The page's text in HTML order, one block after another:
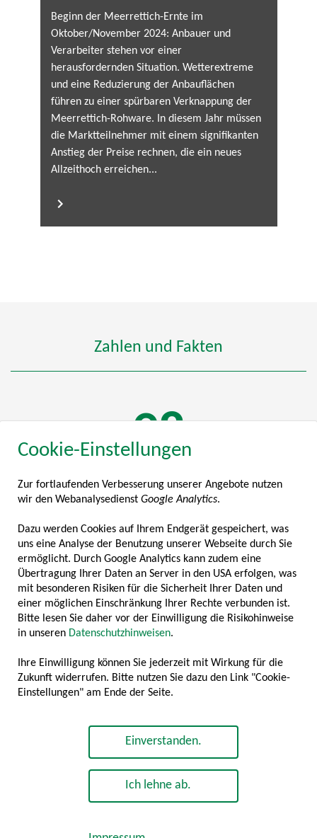
Cookie-Einstellungen
Zur fortlaufenden Verbesserung unserer Angebote nutzen
wir den Webanalysedienst Google Analytics.
Dazu werden Cookies auf Ihrem Endgerät gespeichert, was
uns eine Analyse der Benutzung unserer Webseite durch Sie
ermöglicht. Durch Google Analytics kann zudem eine
Übertragung Ihrer Daten an Server in den USA erfolgen, was
mit besonderen Risiken für die Sicherheit Ihrer Daten und
einer möglichen Einschränkung Ihrer Rechte verbunden ist.
Bitte lesen Sie daher vor der Einwilligung die Risikohinweise
in unseren Datenschutzhinweisen.
Ihre Einwilligung können Sie jederzeit mit Wirkung für die
Zukunft widerrufen. Bitte nutzen Sie dazu den Link "Cookie-
Einstellungen" am Ende der Seite.
Einverstanden.
Ich lehne ab.
Beginn der Meerrettich-Ernte im
Oktober/November 2024: Anbauer und
Verarbeiter stehen vor einer
herausfordernden Situation. Wetterextreme
und eine Reduzierung der Anbauflächen
führen zu einer spürbaren Verknappung der
Meerrettich-Rohware. In diesem Jahr müssen
die Marktteilnehmer mit einem signifikanten
Anstieg der Preise rechnen, die ein neues
Allzeithoch erreichen...
Zahlen und Fakten
116
MITGLIEDSUNTERNEHMEN
2
8868